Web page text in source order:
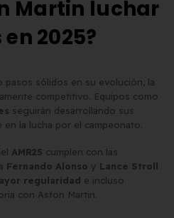
Martin luchar
2025?
pasos sólidos en su evolución, la
competitivo. Equipos como
seguirán desarrollando sus
la lucha por el campeonato.
AMR25 cumplen con las
Fernando Alonso y Lance Stroll
regularidad e incluso
con Aston Martin.